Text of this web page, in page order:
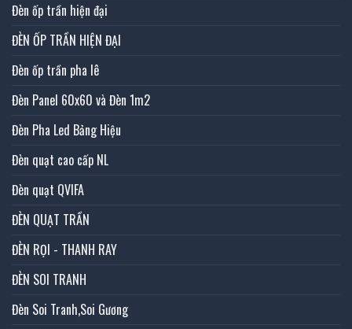
Đèn ốp trần hiện đại
ĐÈN ỐP TRẦN HIỆN ĐẠI
Đèn ốp trần pha lê
Đèn Panel 60x60 và Đèn 1m2
Đèn Pha Led Bảng Hiệu
Đèn quạt cao cấp NL
Đèn quạt QVIFA
ĐÈN QUẠT TRẦN
ĐÈN RỌI - THANH RAY
ĐÈN SOI TRANH
Đèn Soi Tranh,Soi Gương